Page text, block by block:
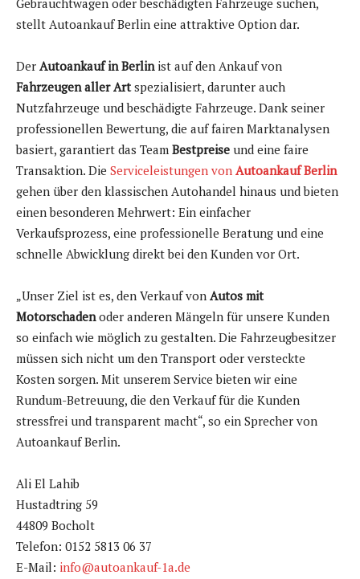
Gebrauchtwagen oder beschädigten Fahrzeuge suchen,
stellt Autoankauf Berlin eine attraktive Option dar.
Der Autoankauf in Berlinist auf den Ankauf von
Fahrzeugen aller Artspezialisiert, darunter auch
Nutzfahrzeuge und beschädigte Fahrzeuge. Dank seiner
professionellen Bewertung, die auf fairen Marktanalysen
basiert, garantiert das Team Bestpreise und eine faire
Transaktion. Die Serviceleistungen von Autoankauf Berlin
gehen über den klassischen Autohandel hinaus und bieten
einen besonderen Mehrwert: Ein einfacher
Verkaufsprozess, eine professionelle Beratung und eine
schnelle Abwicklung direkt bei den Kunden vor Ort.
„Unser Ziel ist es, den Verkauf von Autos mit
Motorschadenoder anderen Mängeln für unsere Kunden
so einfach wie möglich zu gestalten. Die Fahrzeugbesitzer
müssen sich nicht um den Transport oder versteckte
Kosten sorgen. Mit unserem Service bieten wir eine
Rundum-Betreuung, die den Verkauf für die Kunden
stressfrei und transparent macht“, so ein Sprecher von
Autoankauf Berlin.
Ali El Lahib
Hustadtring 59
44809 Bocholt
Telefon: 0152 5813 06 37
E-Mail: info@autoankauf-1a.de